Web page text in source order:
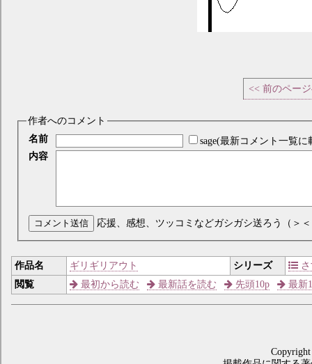
<< 前のペー
作者へのコメント
名前
sage(最新コメント一覧に
内容
コメント送信 応援、感想、ツッコミなどガシガシ送ろう（＞
作品名 ギリギリアウト シリーズ
閲覧
最初から読む 最新話を読む 先頭10p 最新